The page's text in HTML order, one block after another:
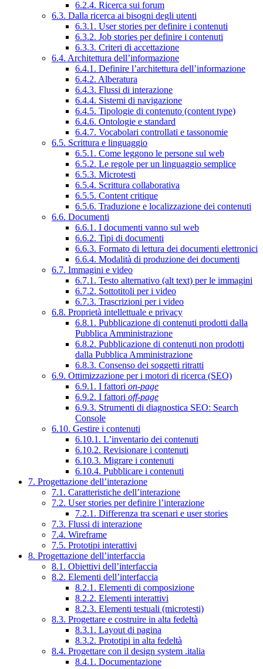
6.2.4. Ricerca sui forum
6.3. Dalla ricerca ai bisogni degli utenti
6.3.1. User stories per definire i contenuti
6.3.2. Job stories per definire i contenuti
6.3.3. Criteri di accettazione
6.4. Architettura dell’informazione
6.4.1. Definire l’architettura dell’informazione
6.4.2. Alberatura
6.4.3. Flussi di interazione
6.4.4. Sistemi di navigazione
6.4.5. Tipologie di contenuto (content type)
6.4.6. Ontologie e standard
6.4.7. Vocabolari controllati e tassonomie
6.5. Scrittura e linguaggio
6.5.1. Come leggono le persone sul web
6.5.2. Le regole per un linguaggio semplice
6.5.3. Microtesti
6.5.4. Scrittura collaborativa
6.5.5. Content critique
6.5.6. Traduzione e localizzazione dei contenuti
6.6. Documenti
6.6.1. I documenti vanno sul web
6.6.2. Tipi di documenti
6.6.3. Formato di lettura dei documenti elettronici
6.6.4. Modalità di produzione dei documenti
6.7. Immagini e video
6.7.1. Testo alternativo (alt text) per le immagini
6.7.2. Sottotitoli per i video
6.7.3. Trascrizioni per i video
6.8. Proprietà intellettuale e privacy
6.8.1. Pubblicazione di contenuti prodotti dalla
Pubblica Amministrazione
6.8.2. Pubblicazione di contenuti non prodotti
dalla Pubblica Amministrazione
6.8.3. Consenso dei soggetti ritratti
6.9. Ottimizzazione per i motori di ricerca (SEO)
6.9.1. I fattori on-page
6.9.2. I fattori off-page
6.9.3. Strumenti di diagnostica SEO: Search
Console
6.10. Gestire i contenuti
6.10.1. L’inventario dei contenuti
6.10.2. Revisionare i contenuti
6.10.3. Migrare i contenuti
6.10.4. Pubblicare i contenuti
7. Progettazione dell’interazione
7.1. Caratteristiche dell’interazione
7.2. User stories per definire l’interazione
7.2.1. Differenza tra scenari e user stories
7.3. Flussi di interazione
7.4. Wireframe
7.5. Prototipi interattivi
8. Progettazione dell’interfaccia
8.1. Obiettivi dell’interfaccia
8.2. Elementi dell’interfaccia
8.2.1. Elementi di composizione
8.2.2. Elementi interattivi
8.2.3. Elementi testuali (microtesti)
8.3. Progettare e costruire in alta fedeltà
8.3.1. Layout di pagina
8.3.2. Prototipi in alta fedeltà
8.4. Progettare con il design system .italia
8.4.1. Documentazione